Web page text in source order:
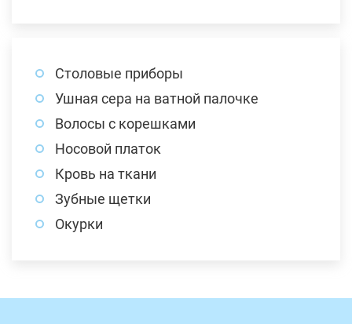
Столовые приборы
Ушная сера на ватной палочке
Волосы с корешками
Носовой платок
Кровь на ткани
Зубные щетки
Окурки